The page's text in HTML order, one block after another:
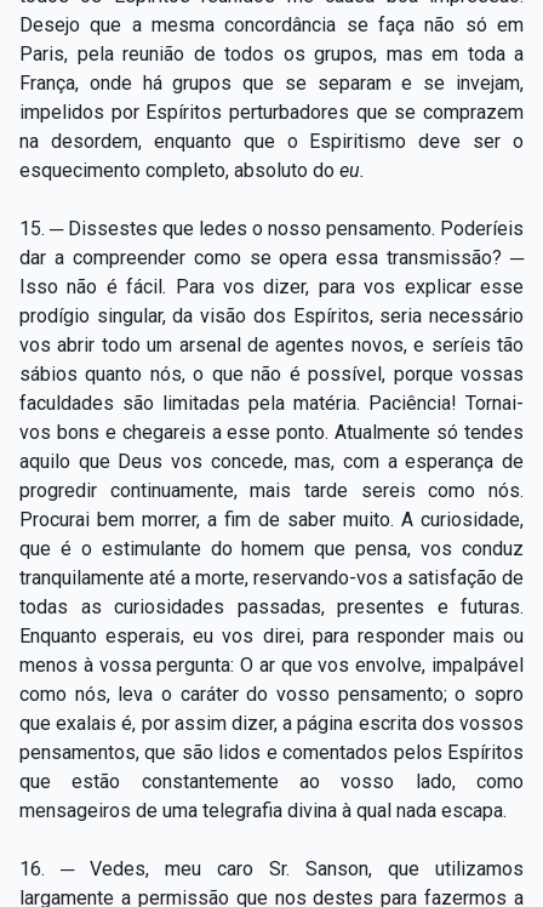
Desejo que a mesma concordância se faça não só em
Paris, pela reunião de todos os grupos, mas em toda a
França, onde há grupos que se separam e se invejam,
impelidos por Espíritos perturbadores que se comprazem
na desordem, enquanto que o Espiritismo deve ser o
esquecimento completo, absoluto do eu.
15. ─ Dissestes que ledes o nosso pensamento. Poderíeis
dar a compreender como se opera essa transmissão? ─
Isso não é fácil. Para vos dizer, para vos explicar esse
prodígio singular, da visão dos Espíritos, seria necessário
vos abrir todo um arsenal de agentes novos, e seríeis tão
sábios quanto nós, o que não é possível, porque vossas
faculdades são limitadas pela matéria. Paciência! Tornai-
vos bons e chegareis a esse ponto. Atualmente só tendes
aquilo que Deus vos concede, mas, com a esperança de
progredir continuamente, mais tarde sereis como nós.
Procurai bem morrer, a fim de saber muito. A curiosidade,
que é o estimulante do homem que pensa, vos conduz
tranquilamente até a morte, reservando-vos a satisfação de
todas as curiosidades passadas, presentes e futuras.
Enquanto esperais, eu vos direi, para responder mais ou
menos à vossa pergunta: O ar que vos envolve, impalpável
como nós, leva o caráter do vosso pensamento; o sopro
que exalais é, por assim dizer, a página escrita dos vossos
pensamentos, que são lidos e comentados pelos Espíritos
que estão constantemente ao vosso lado, como
mensageiros de uma telegrafia divina à qual nada escapa.
16. ─ Vedes, meu caro Sr. Sanson, que utilizamos
largamente a permissão que nos destes para fazermos a